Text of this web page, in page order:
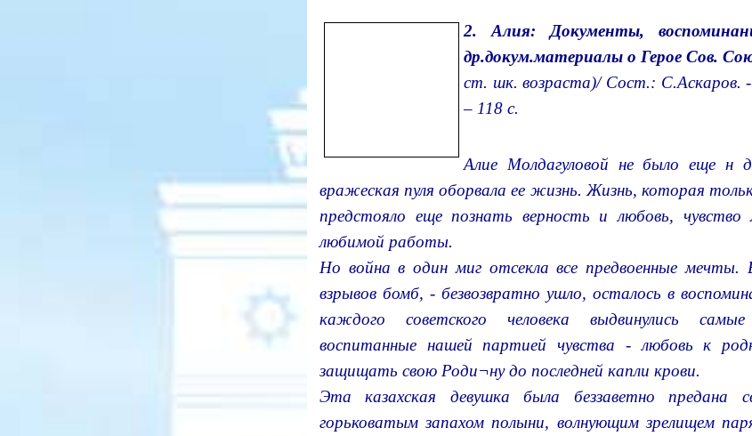
2. Алия: Документы,
др.докум.материалы о Герое Сов.
ст. шк. возраста)/ Сост.:
– 118 с.
Алие Молдагуловой не было еще н
вражеская пуля оборвала ее жизнь. Жизнь, которая
предстояло еще познать верность и любовь,
любимой работы.
Но война в один миг отсекла все предвоенные
взрывов бомб, - безвозвратно ушло, осталось в
каждого советского человека выдвинулись самые
воспитанные нашей партией чувства - любовь к
защищать свою Роди¬ну до последней капли крови.
Эта казахская девушка была беззаветно предана
горьковатым запахом полыни, волнующим зрелищем